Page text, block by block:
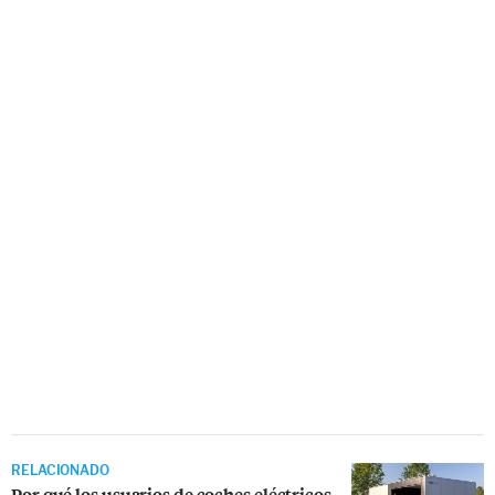
RELACIONADO